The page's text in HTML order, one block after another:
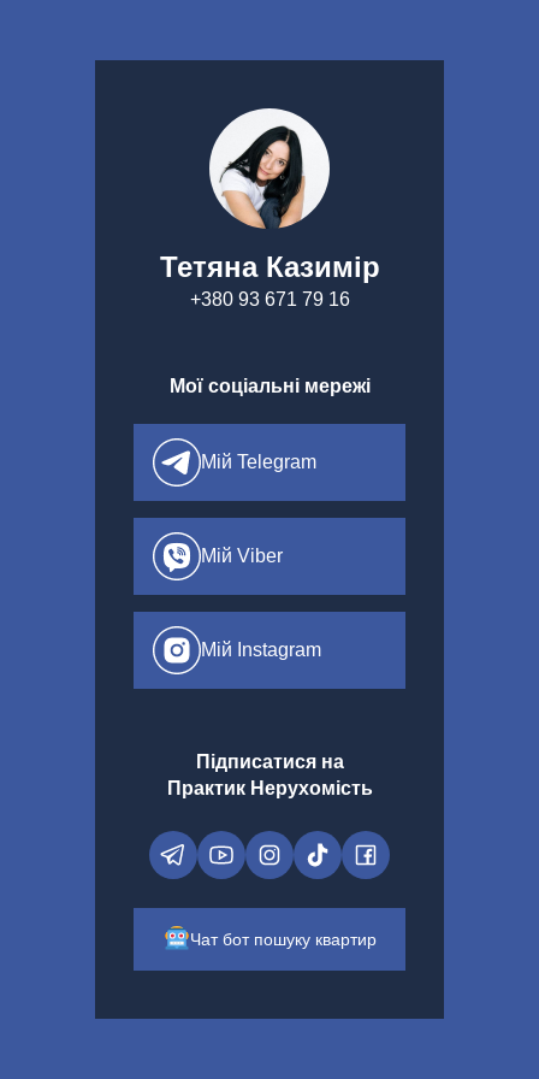
Тетяна Казимір
+380 93 671 79 16
Мої соціальні мережі
Мій Telegram
Мій Viber
Мій Instagram
Підписатися на
Практик Нерухомість
Чат бот пошуку квартир